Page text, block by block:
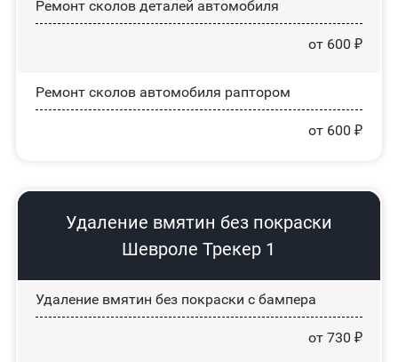
Ремонт сколов деталей автомобиля
от 600 ₽
Ремонт сколов автомобиля раптором
от 600 ₽
Удаление вмятин без покраски
Шевроле Трекер 1
Удаление вмятин без покраски с бампера
от 730 ₽